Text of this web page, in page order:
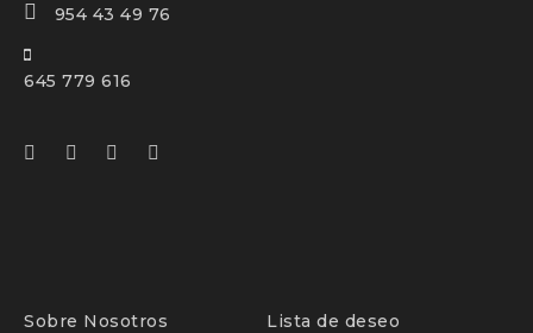
954 43 49 76
645 779 616
Sobre Nosotros Lista de deseo